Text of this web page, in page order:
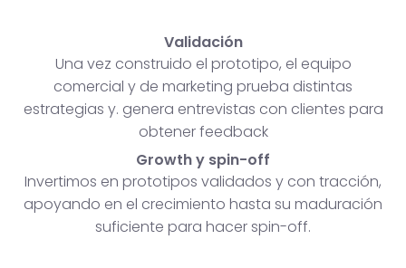
Validación
Una vez construido el prototipo, el equipo
comercial y de marketing prueba distintas
estrategias y. genera entrevistas con clientes para
obtener feedback
Growth y spin-off
Invertimos en prototipos validados y con tracción,
apoyando en el crecimiento hasta su maduración
suficiente para hacer spin-off.